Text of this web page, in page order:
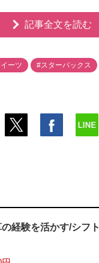
記事全文を読む
ーツ #スターバックス
経験を活かす/シフ